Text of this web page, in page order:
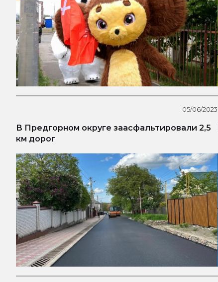
05/06/2023
В Предгорном округе заасфальтировали 2,5
км дорог